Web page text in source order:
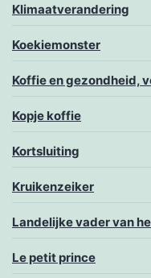
Klimaatverandering
Koekiemonster
Koffie en gezondheid,
Kopje koffie
Kortsluiting
Kruikenzeiker
Landelijke vader van
Le petit prince